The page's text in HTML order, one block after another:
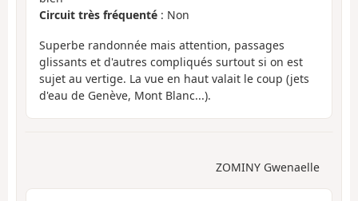
Circuit très fréquenté : Non
Superbe randonnée mais attention, passages
glissants et d'autres compliqués surtout si on est
sujet au vertige. La vue en haut valait le coup (jets
d'eau de Genève, Mont Blanc...).
ZOMINY Gwenaelle